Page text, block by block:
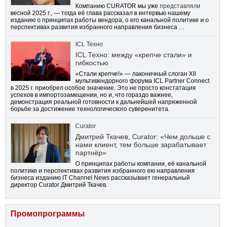
Компанию CURATOR мы уже представляли
весной 2025 г., — тогда её глава рассказал в интервью нашему
изданию о принципах работы вендора, о его канальной политике и о
перспективах развития избранного направления бизнеса …
ICL Техно
ICL Техно: между «крепче стали» и
гибкостью
«Стали крепче!» — лаконичный слоган XII
мультивендорного форума ICL Partner Connect
в 2025 г. приобрел особое значение. Это не просто констатация
успехов в импортозамещении, но и, что гораздо важнее,
демонстрация реальной готовности к дальнейшей напряженной
борьбе за достижение технологического суверенитета.
Curator
Дмитрий Ткачев, Curator: «Чем дольше с
нами клиент, тем больше зарабатывает
партнёр»
О принципах работы компании, её канальной
политике и перспективах развития избранного ею направления
бизнеса изданию IT Channel News рассказывает генеральный
директор Curator Дмитрий Ткачев.
Промопрограммы